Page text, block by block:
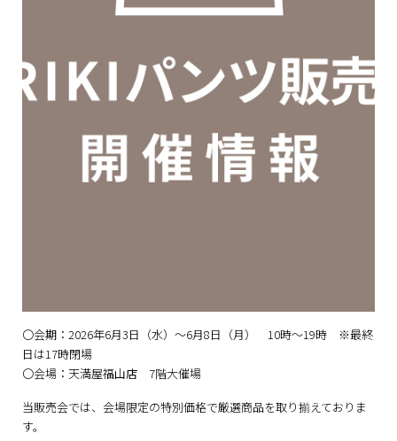
〇会期：2026年6月3日（水）～6月8日（月） 10時～19時 ※最終
日は17時閉場
〇会場：天満屋福山店 7階大催場
当販売会では、会場限定の特別価格で厳選商品を取り揃えておりま
す。